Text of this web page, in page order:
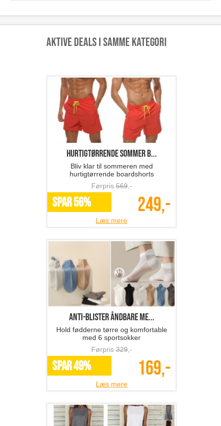
Aktive deals i samme kategori
hurtigtørrende sommer b...
Bliv klar til sommeren med
hurtigtørrende boardshorts
Førpris569,-
SPAR 56% 249,-
Læs mere
Anti-blister åndbare me...
Hold fødderne tørre og komfortable
med 6 sportsokker
Førpris329,-
SPAR 49% 169,-
Læs mere